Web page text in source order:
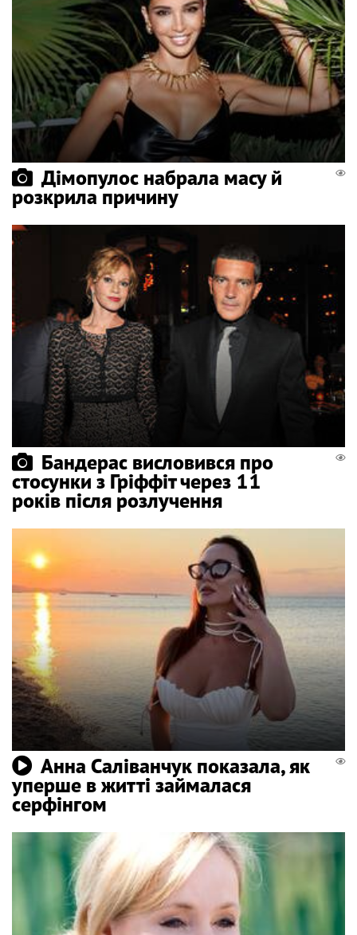
Дімопулос набрала масу й
розкрила причину
Бандерас висловився про
стосунки з Гріффіт через 11
років після розлучення
Анна Саліванчук показала, як
уперше в житті займалася
серфінгом